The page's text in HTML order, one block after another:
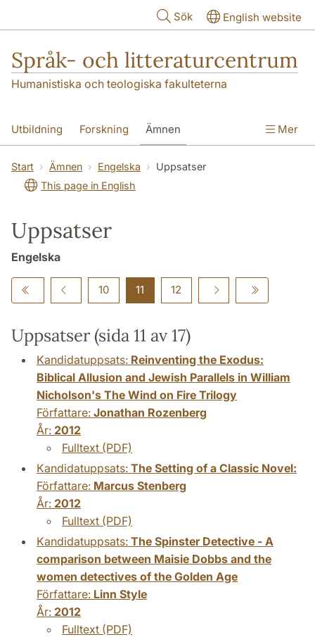
Sök English website
Språk- och litteraturcentrum
Humanistiska och teologiska fakulteterna
Utbildning Forskning Ämnen
SOL-husen Kontakt Institutionen
översättning till svenska
Mer
Start Ämnen Engelska
Uppsatser
This page in English
Uppsatser
Engelska
10 11 12
Uppsatser (sida 11 av 17)
Kandidatuppsats: Reinventing the Exodus:
Biblical Allusion and Jewish Parallels in William
Nicholson's The Wind on Fire Trilogy
Författare: Jonathan Rozenberg
År: 2012
Fulltext (PDF)
Kandidatuppsats: The Setting of a Classic Novel:
Författare: Marcus Stenberg
År: 2012
Fulltext (PDF)
Kandidatuppsats: The Spinster Detective - A
comparison between Maisie Dobbs and the
women detectives of the Golden Age
Författare: Linn Style
År: 2012
Fulltext (PDF)